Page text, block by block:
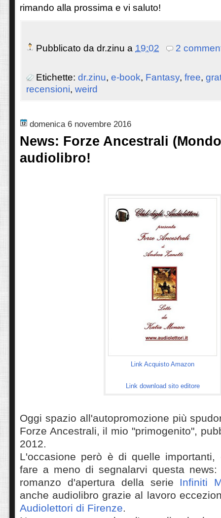
rimando alla prossima e vi saluto!
Pubblicato da dr.zinu a 19:02 2
Etichette: dr.zinu, e-book, Fantasy, free,
recensioni, weird
domenica 6 novembre 2016
News: Forze Ancestrali
audiolibro!
Link Acquisto Amazon
Link download sito editore
Oggi spazio all'autopromozione più
Forze Ancestrali, il mio "primogenito",
2012.
L'occasione però è di quelle importanti,
fare a meno di segnalarvi questa
romanzo d'apertura della serie Infiniti
anche audiolibro grazie al lavoro
Audiolettori di Firenze.